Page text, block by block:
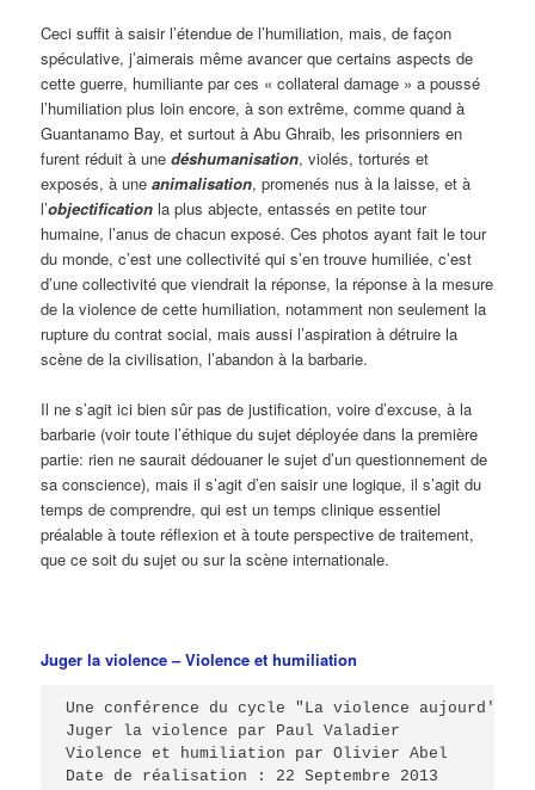
Ceci suffit à saisir l’étendue de l’humiliation, mais, de façon
spéculative, j’aimerais même avancer que certains aspects de
cette guerre, humiliante par ces « collateral damage » a poussé
l’humiliation plus loin encore, à son extrême, comme quand à
Guantanamo Bay, et surtout à Abu Ghraib, les prisonniers en
furent réduit à unedéshumanisation, violés, torturés et
exposés, à uneanimalisation, promenés nus à la laisse, et à
l’objectification la plus abjecte, entassés en petite tour
humaine, l’anus de chacun exposé. Ces photos ayant fait le tour
du monde, c’est une collectivité qui s’en trouve humiliée, c’est
d’une collectivité que viendrait la réponse, la réponse à la mesure
de la violence de cette humiliation, notamment non seulement la
rupture du contrat social, mais aussi l’aspiration à détruire la
scène de la civilisation, l’abandon à la barbarie.
Il ne s’agit ici bien sûr pas de justification, voire d’excuse, à la
barbarie (voir toute l’éthique du sujet déployée dans la première
partie: rien ne saurait dédouaner le sujet d’un questionnement de
sa conscience), mais il s’agit d’en saisir une logique, il s’agit du
temps de comprendre, qui est un temps clinique essentiel
préalable à toute réflexion et à toute perspective de traitement,
que ce soit du sujet ou sur la scène internationale.
Juger la violence – Violence et humiliation
Une conférence du cycle "La violence aujourd'hui"
Juger la violence par Paul Valadier
Violence et humiliation par Olivier Abel
Date de réalisation : 22 Septembre 2013